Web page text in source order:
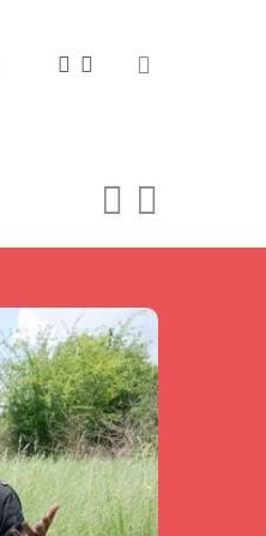
FACEBOOK
YOUTUBE